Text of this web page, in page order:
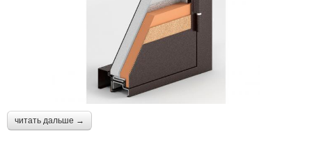
читать дальше →